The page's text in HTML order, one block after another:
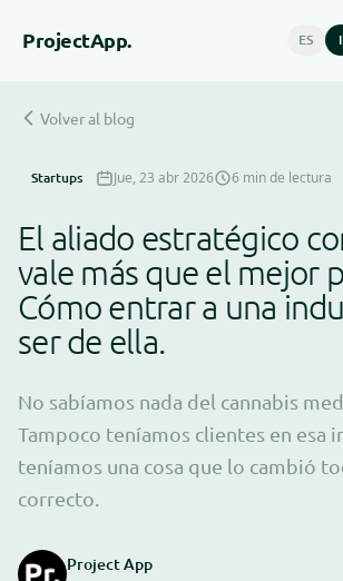
ProjectApp. ES
Volver al blog
Startups Jue, 23 abr 2026 6 min de lectura
El aliado estratégico
vale más que el mejor
Cómo entrar a una
ser de ella.
No sabíamos nada del cannabis
Tampoco teníamos clientes en esa
teníamos una cosa que lo cambió
correcto.
Project App